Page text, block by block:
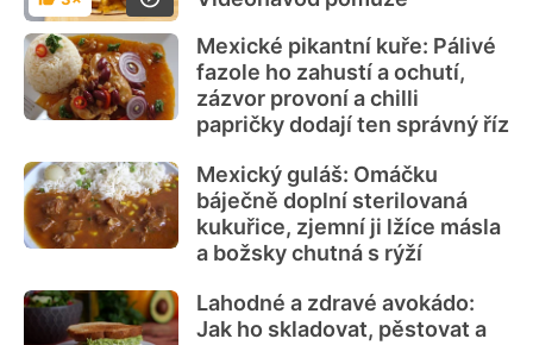
Hodnocení
Mexické pikantní kuře: Pálivé
fazole ho zahustí a ochutí,
zázvor provoní a chilli
papričky dodají ten správný říz
Mexický guláš: Omáčku
báječně doplní sterilovaná
kukuřice, zjemní ji lžíce másla
a božsky chutná s rýží
Lahodné a zdravé avokádo:
Jak ho skladovat, pěstovat a